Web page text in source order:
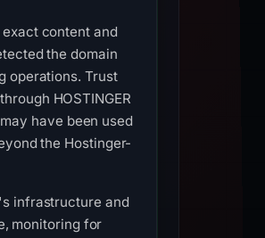
content and
the domain
operations. Trust
HOSTINGER
have been used
the Hostinger-
infrastructure and
monitoring for